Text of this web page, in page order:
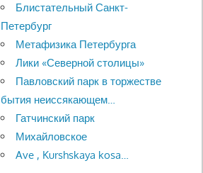
Блистательный Санкт-
Петербург
Метафизика Петербурга
Лики «Северной столицы»
Павловский парк в торжестве
бытия неиссякающем…
Гатчинский парк
Михайловское
Ave , Kurshskaya kosa…